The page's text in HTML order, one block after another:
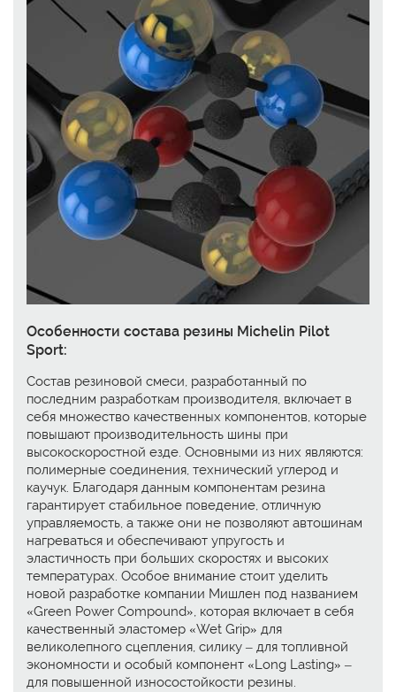
Особенности состава резины Michelin Pilot
Sport:
Состав резиновой смеси, разработанный по
последним разработкам производителя, включает в
себя множество качественных компонентов, которые
повышают производительность шины при
высокоскоростной езде. Основными из них являются:
полимерные соединения, технический углерод и
каучук. Благодаря данным компонентам резина
гарантирует стабильное поведение, отличную
управляемость, а также они не позволяют автошинам
нагреваться и обеспечивают упругость и
эластичность при больших скоростях и высоких
температурах. Особое внимание стоит уделить
новой разработке компании Мишлен под названием
«Green Power Compound», которая включает в себя
качественный эластомер «Wet Grip» для
великолепного сцепления, силику – для топливной
экономности и особый компонент «Long Lasting» –
для повышенной износостойкости резины.